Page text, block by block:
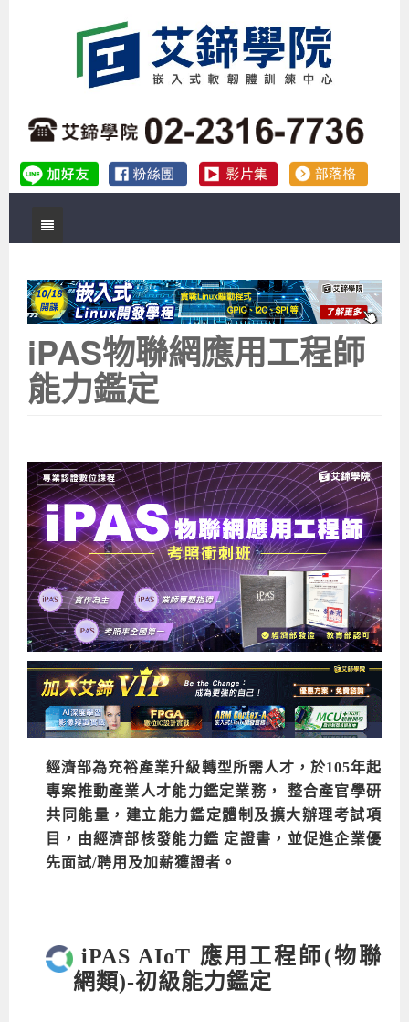
關於艾鍗
企業預約徵才
儲備講師計劃
最新補助課程
公司簡介
師資介紹
環境設備
最新職缺
艾鍗新聞
獲獎與榮耀
交通資訊
課程說明會
課程說明會
嵌入式Linux開發系列課程
Linux系統建置實務
Linux系統程式設計
Linux驅動程式設計實戰
ARM Boot Loader設計
Linux Socket網路程式設計
Raspberry Pi之Python程式設計硬體控制
嵌入式Linux開發與AI影像辨識
ARM MCU單晶片韌體開發
USB韌體設計
STM32嵌入式開發實戰
[學程]MCU韌體設計實戰
TI MSP430微控制器開發
生醫感測器整合設計班
穿戴式裝置應用開發
嵌入式即時作業系統FreeRTOS 設計實作
硬體/IC設計系列課程
全能電路設計實戰班
FPGA 數位IC設計實戰
感測電路設計與應用
Allegro/PCB Layout設計
工業電子丙級輔導考照課程
SoC FPGA嵌入式設計實戰
[學程]感測電路Plus+MCU韌體設計實戰
AI人工智慧系列課程
iPAS AI應用規劃師能力鑑定課程
AI深度學習與影像辨識實戰
AI雲端原生與MLOps自動化實務
AI機器學習與深度學習實戰班
青少年AI人工智慧實作班
AI課程總覽頁
AI邊緣運算實作TensorFlow Lite for MCU
AIoT智能聯網運算實戰
AI深度學習之問答系統實作
iPAS經濟部產業人才能力鑑定
iPAS AI應用規劃師能力鑑定
iPAS AIoT 應用工程師(物聯網類)
iPAS巨量資料分析師
iPAS機器學習工程師
Web及雲端系列課程
Kubernetes雲原生實戰班
AI雲端原生與MLOps自動化實務
n8n 零基礎工作自動化實戰班
Web全端開發應用班
資訊安全實務
物聯網Web整合應用實作
[學程]物聯網全端與深度學習整合
物聯網開發系列課程
[學程]物聯網整合開發實戰
Web全端開發應用
5G技術-SDN與Mininet實作
嵌入式物聯網開發實戰
[學程]物聯網全端與深度學習整合
iPAS AIoT應用工程師(物聯網類)
5G-SDN通訊系列課程
SDN網路技術與Mininet實戰
ROS機器人開發系列課程
ROS機器人自走車系統開發應用
ROS機器手臂控制&演算法實戰
智能機器人系統整合開發
電腦視覺與影像處理課程
影像課程總覽
電腦視覺與影像處理
AI深度學習與影像辨識實戰
ARM系列課程
ARM mbed 物聯網平台應用實作
ARM Boot Loader設計
程式語言系列課程
C語言程式設計
Python程式實戰養成學程
Python程式設計
Android系列課程
Android Framework
Android ADK周邊裝置開發班
iPhone程式設計進階班
Android嵌入式平台開發訓練班
TI MSP430微控制器開發
產品應用系列課程
生醫感測器整合設計班
轉職就業班
數位課程
熱門課程
AI雲端原生與MLOps自動化實務
n8n 零基礎工作自動化實戰班
Vibe Coding：AI 協作全端開發實戰班
iPAS AI應用規劃師能力鑑定課程
嵌入式Linux開發系列
嵌入式Linux學程(數位豪華版)
Linux系統程式設計
Linux驅動程式
ARM Boot Loader
使用C語言控制Raspberry Pi
Linux 作業系統實務
Raspberry Pi 開發入門
MCU韌體開發系列
MCU韌體設計
Python硬體控制-Pi Pico物聯網實作
Edge AI與Pi Pico實作應用
AI邊緣運算實作TensorFlow Lite for MCU
AI人工智慧系列課程
iPAS AI應用規劃師能力鑑定課程
Vibe Coding：AI協作全端開發
生成式AI能力認證
生成式AI基礎模型到Agentic AI
Python機器學習與深度學習
AI雲端原生與MLOps自動化實務
AI邊緣運算實作-TFL for MCU
自然語言處理與大型語言模型
Edge AI與Pi Pico實作應用
電腦視覺演算法-人臉識別實戰
Web及雲端系列課程
kubernetes雲原生實戰班
AI雲端原生與MLOps自動化實務
Web全端開發應用班
IoT物聯網開發系列
物聯網整合開發與應用
Python硬體控制-Pi Pico物聯網實作
iPAS AIoT應用工程師(物聯網類)
5G - SDN與Mininet實作
iPAS產業人才能力鑑定系列
iPAS AI應用規劃師
iPAS AIoT應用工程師(物聯網類)
iPAS巨量資料分析師
iPAS機器學習工程師
升大學APCS/學習歷程專區
高中生升學超前部署課程總覽
APCS檢定 Python課程
APCS檢定 C++課程
APCS檢定 C語言課程
【遠距同步】青少年AI冬/夏令營
青少年AI人工智慧實作班
程式語言系列
C語言程式設計
資料結構
Python程式設計
Python進階程式設計：從資料結構到演算法
Python程式實戰養成學程
Raspberry Pi系列
Linux & C語言硬體控制
Python硬體控制-Pi Pico
硬體控制使用Python
用樹莓派實現物聯網
5G-SDN通訊系列課程
5G關鍵技術- SDN與Mininet實作
創意程式設計系列
補助專班
Kubernetes工程師養成班
[假日班]AI邊緣運算實作TensorFlow Lite for MCU
[假日班]物聯網資訊安全實務
更多...
企業教育訓練
企業儲值優惠方案
艾鍗企業VIP會員
企業徵才
研發設計服務
電腦教室租借服務[台北]
合作夥伴專區
研討活動
學員專區
會員優惠
學員見證
資訊專區
廠商求才
學員常見問題
學員權益與報名須知
最新成果展
工程師學習地圖
學員專屬提問平台
前進校園
校園巡迴講座
研發實習生計畫
青少年AI人工智慧實作班[高中生]
高中生升學超前部署課程總覽
會員優惠
iPAS物聯網應用工程師
能力鑑定
經濟部為充裕產業升級轉型所需人才，於105年起
專案推動產業人才能力鑑定業務， 整合產官學研
共同能量，建立能力鑑定體制及擴大辦理考試項
目，由經濟部核發能力鑑 定證書，並促進企業優
先面試/聘用及加薪獲證者。
iPAS AIoT 應用工程師(物聯
網類)-初級能力鑑定